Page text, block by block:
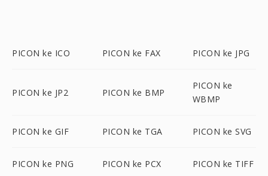
PICON ke ICO PICON ke FAX PICON ke JPG
PICON ke JP2 PICON ke BMP
PICON ke
WBMP
PICON ke GIF PICON ke TGA PICON ke SVG
PICON ke PNG PICON ke PCX PICON ke TIFF